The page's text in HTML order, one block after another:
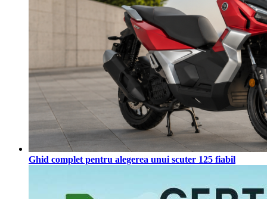
Ghid complet pentru alegerea unui scuter 125 fiabil